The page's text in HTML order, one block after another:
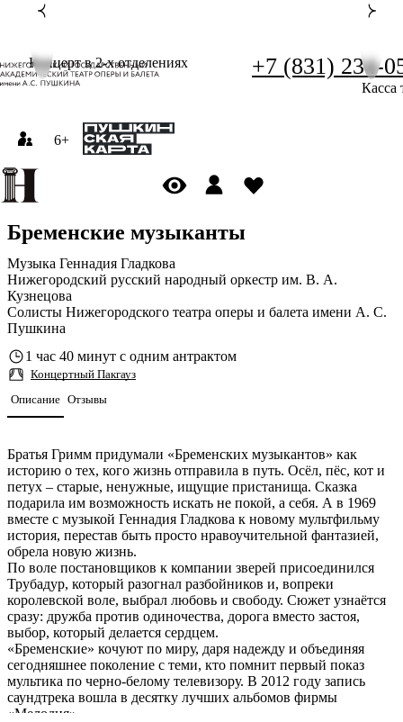
+7 (831) 234-
Касса
Концерт в 2-х отделениях
6+
Бременские музыканты
Музыка Геннадия Гладкова
Нижегородский русский народный оркестр им. В. А.
Кузнецова
Солисты Нижегородского театра оперы и балета имени А. С.
Пушкина
1 час 40 минут с одним антрактом
Концертный Пакгауз
Описание Отзывы
Братья Гримм придумали «Бременских музыкантов» как
историю о тех, кого жизнь отправила в путь. Осёл, пёс, кот и
петух – старые, ненужные, ищущие пристанища. Сказка
подарила им возможность искать не покой, а себя. А в 1969
вместе с музыкой Геннадия Гладкова к новому мультфильму
история, перестав быть просто нравоучительной фантазией,
обрела новую жизнь.
По воле постановщиков к компании зверей присоединился
Трубадур, который разогнал разбойников и, вопреки
королевской воле, выбрал любовь и свободу. Сюжет узнаётся
сразу: дружба против одиночества, дорога вместо застоя,
выбор, который делается сердцем.
«Бременские» кочуют по миру, даря надежду и объединяя
сегодняшнее поколение с теми, кто помнит первый показ
мультика по черно-белому телевизору. В 2012 году запись
саундтрека вошла в десятку лучших альбомов фирмы
«Мелодия».